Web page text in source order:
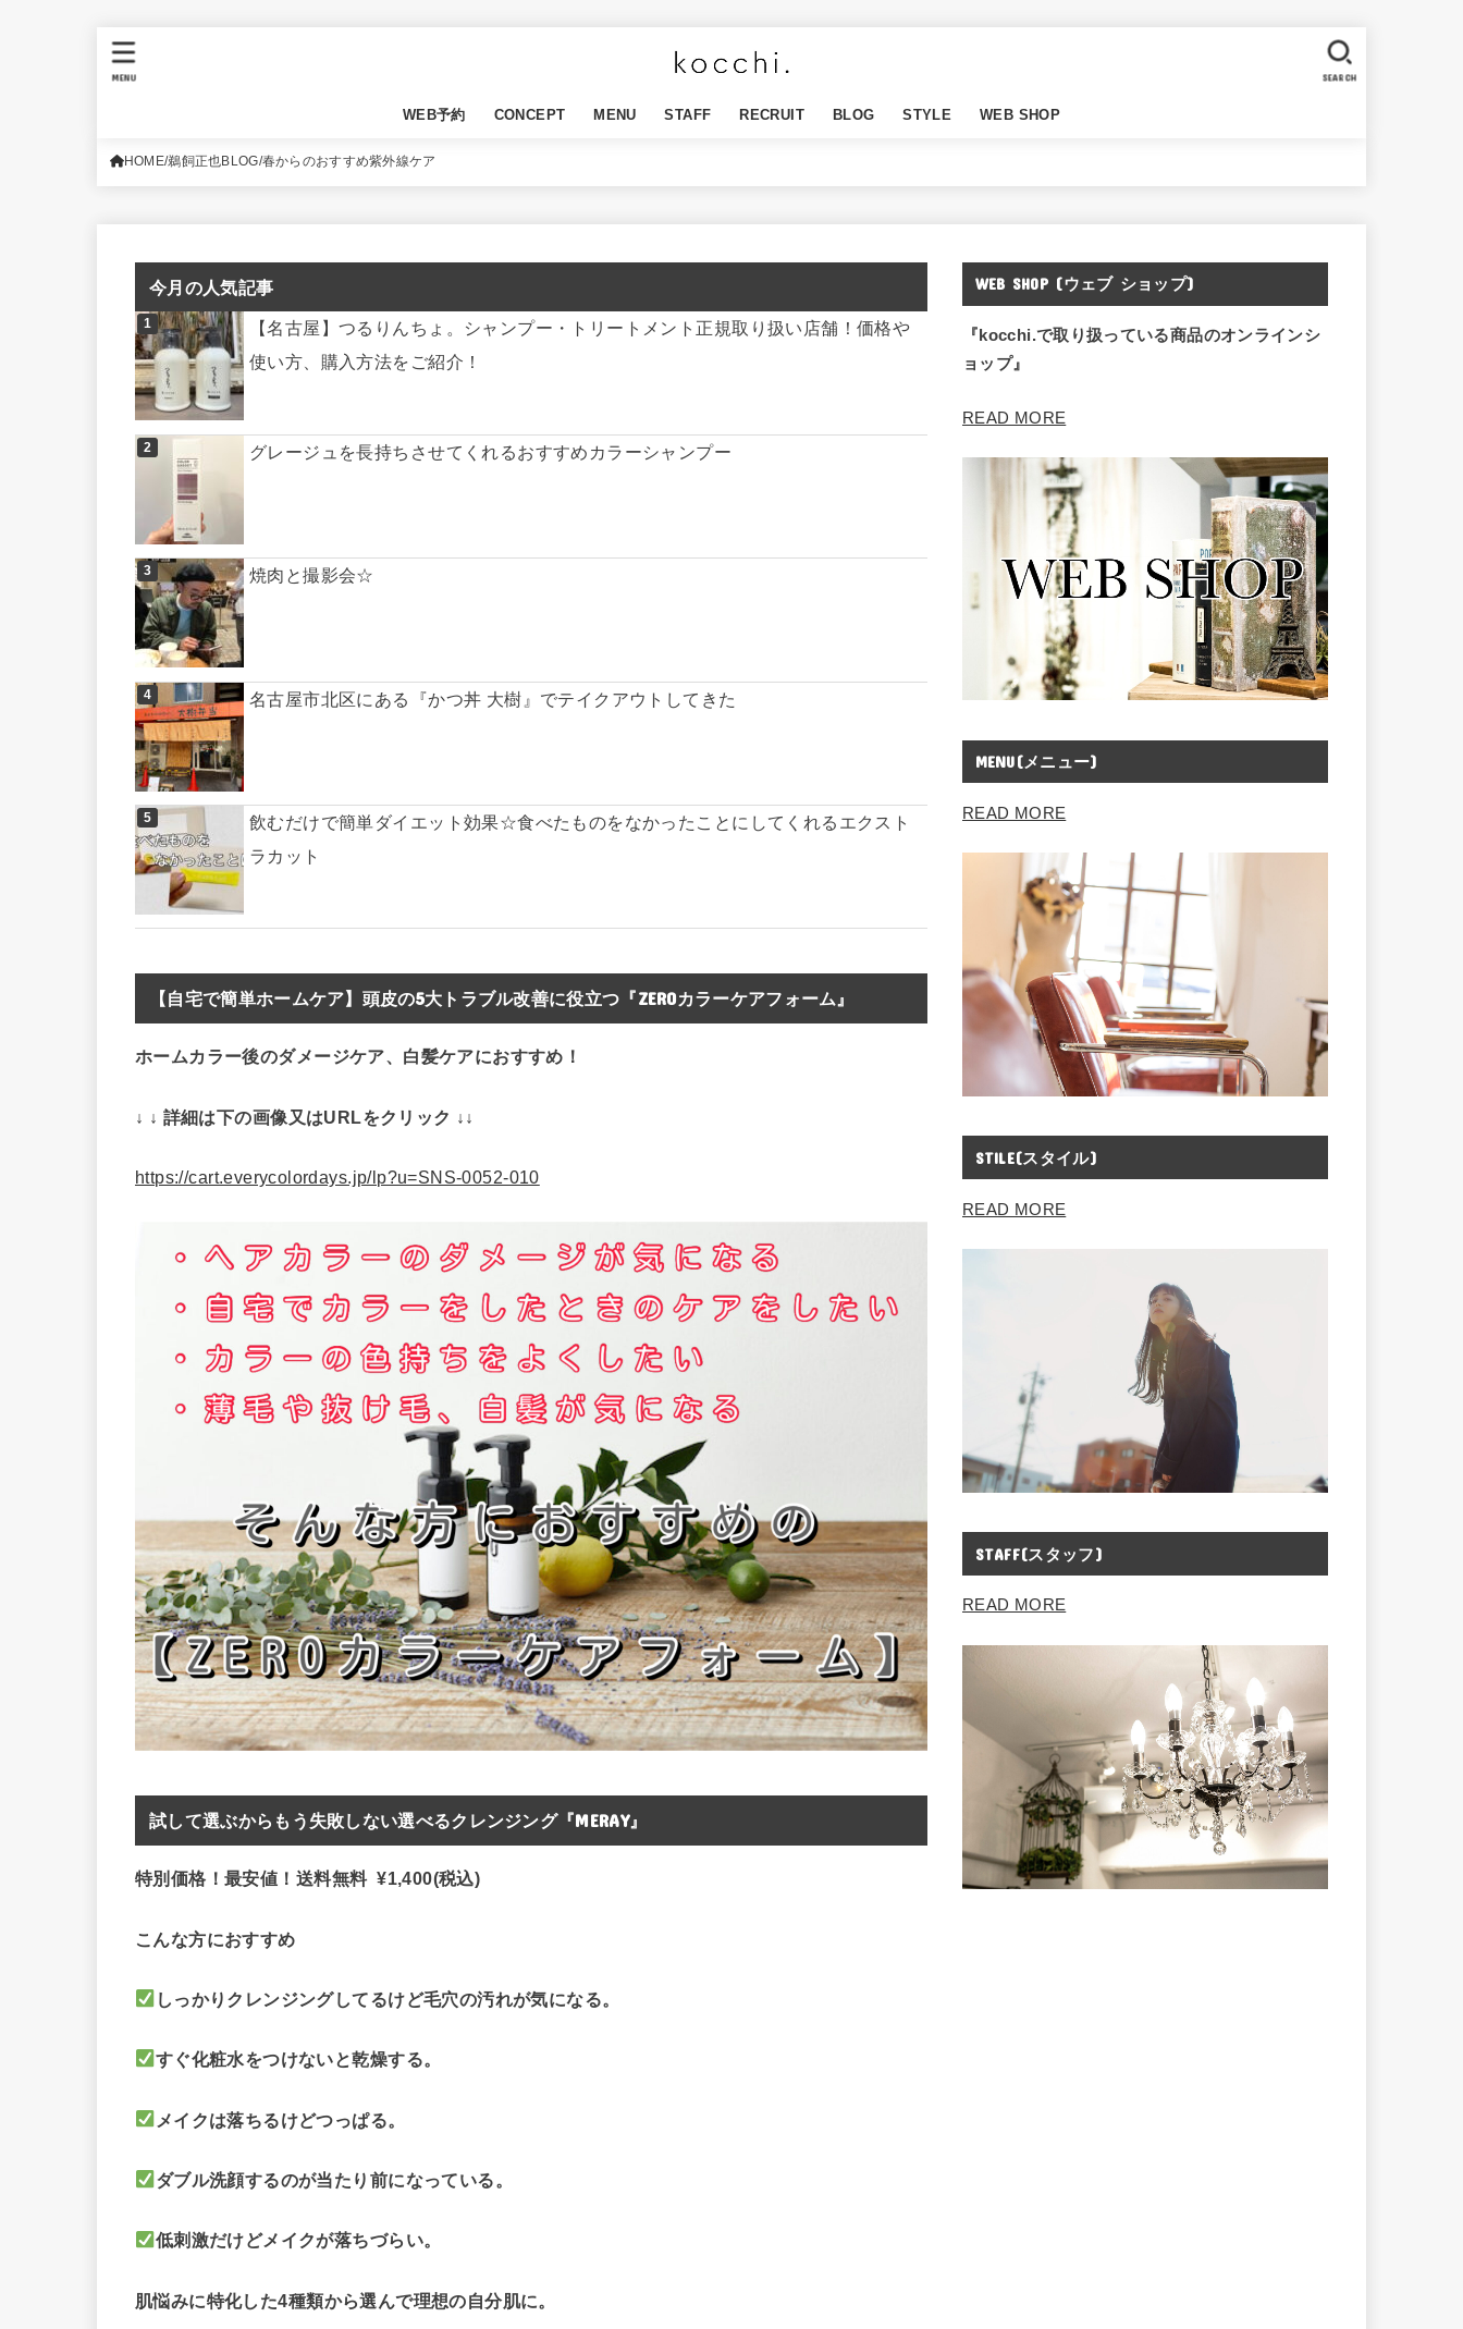
WEB予約 CONCEPT MENU STAFF RECRUIT BLOG STYLE WEB SHOP
SEARCH
MENU
HOME 鵜飼正也BLOG 春からのおすすめ紫外線ケア
今月の人気記事
【名古屋】つるりんちょ。シャンプー・トリートメント正規取り扱い店舗！価格や
使い方、購入方法をご紹介！
グレージュを長持ちさせてくれるおすすめカラーシャンプー
焼肉と撮影会☆
名古屋市北区にある『かつ丼 大樹』でテイクアウトしてきた
飲むだけで簡単ダイエット効果☆食べたものをなかったことにしてくれるエクスト
ラカット
【自宅で簡単ホームケア】頭皮の5大トラブル改善に役立つ『ZEROカラーケアフォーム』
ホームカラー後のダメージケア、白髪ケアにおすすめ！
↓ ↓ 詳細は下の画像又はURLをクリック ↓↓
https://cart.everycolordays.jp/lp?u=SNS-0052-010
試して選ぶからもう失敗しない選べるクレンジング『MERAY』
特別価格！最安値！送料無料 ¥1,400(税込)
こんな方におすすめ
しっかりクレンジングしてるけど毛穴の汚れが気になる。
すぐ化粧水をつけないと乾燥する。
メイクは落ちるけどつっぱる。
ダブル洗顔するのが当たり前になっている。
低刺激だけどメイクが落ちづらい。
肌悩みに特化した4種類から選んで理想の自分肌に。
WEB SHOP (ウェブ ショップ)
『kocchi.で取り扱っている商品のオンラインシ
ョップ』
READ MORE
MENU(メニュー)
READ MORE
STILE(スタイル)
READ MORE
STAFF(スタッフ)
READ MORE